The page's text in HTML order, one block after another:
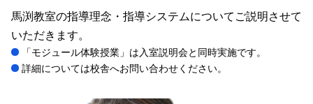
馬渕教室の指導理念・指導システムについてご説明させて
いただきます。
「モジュール体験授業」は入室説明会と同時実施です。
詳細については校舎へお問い合わせください。